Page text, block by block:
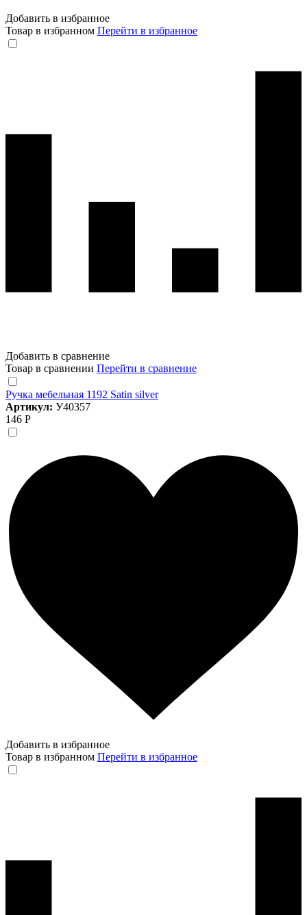
Добавить в избранное
Товар в избранном Перейти в избранное
Добавить в сравнение
Товар в сравнении Перейти в сравнение
Ручка мебельная 1192 Satin silver
Артикул: У40357
146 Р
Добавить в избранное
Товар в избранном Перейти в избранное